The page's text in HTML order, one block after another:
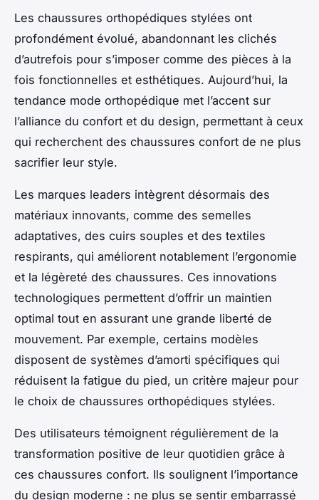
Les chaussures orthopédiques stylées ont
profondément évolué, abandonnant les clichés
d’autrefois pour s’imposer comme des pièces à la
fois fonctionnelles et esthétiques. Aujourd’hui, la
tendance mode orthopédique met l’accent sur
l’alliance du confort et du design, permettant à ceux
qui recherchent des chaussures confort de ne plus
sacrifier leur style.
Les marques leaders intègrent désormais des
matériaux innovants, comme des semelles
adaptatives, des cuirs souples et des textiles
respirants, qui améliorent notablement l’ergonomie
et la légèreté des chaussures. Ces innovations
technologiques permettent d’offrir un maintien
optimal tout en assurant une grande liberté de
mouvement. Par exemple, certains modèles
disposent de systèmes d’amorti spécifiques qui
réduisent la fatigue du pied, un critère majeur pour
le choix de chaussures orthopédiques stylées.
Des utilisateurs témoignent régulièrement de la
transformation positive de leur quotidien grâce à
ces chaussures confort. Ils soulignent l’importance
du design moderne : ne plus se sentir embarrassé